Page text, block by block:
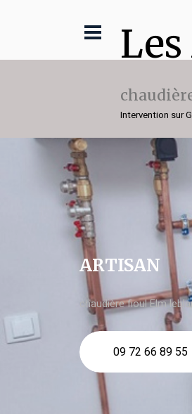
Intervention sur
ARTISAN
chaudière fioul Elm
09 72 66 89 55